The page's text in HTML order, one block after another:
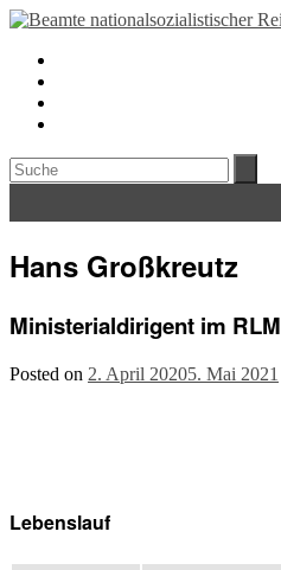
Hans Großkreutz
Ministerialdirigent im RLM
Posted on 2. April 20205. Mai 2021
Lebenslauf